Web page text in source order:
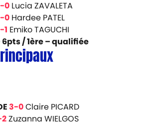
0 Lucia ZAVALETA
0 Hardee PATEL
1 Emiko TAGUCHI
/ 1ère –qualifiée
3-0Claire PICARD
Zuzanna WIELGOS